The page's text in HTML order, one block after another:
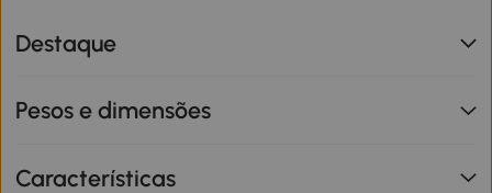
Destaque
Pesos e dimensões
Características